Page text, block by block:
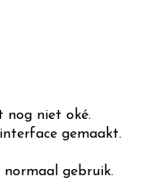
nog niet oké.
gemaakt.
gebruik.